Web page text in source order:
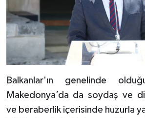
Balkanlar'ın genelinde
Makedonya’da da soydaş ve
ve beraberlik içerisinde huzurla
Karaman Müftülüğü
Kars Müftülüğü
Kastamonu Müftülüğü
Kilis Müftülüğü